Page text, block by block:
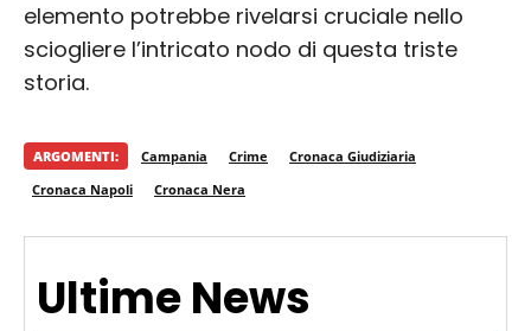
Ultime News
elemento potrebbe rivelarsi cruciale nello
sciogliere l’intricato nodo di questa triste
storia.
ARGOMENTI: Campania Crime
Cronaca Giudiziaria
Cronaca Napoli
Cronaca Nera